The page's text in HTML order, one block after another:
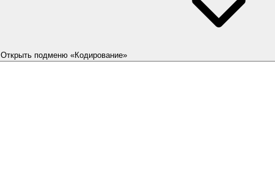
Открыть подменю «Кодирование»